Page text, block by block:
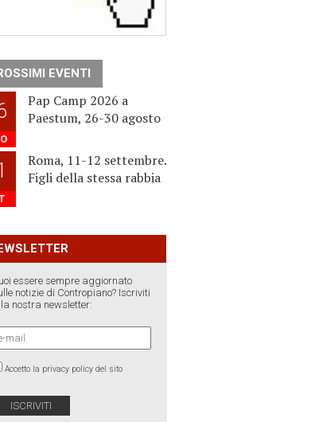
EVENTI
Pap Camp 2026 a
Paestum, 26-30 agosto
Roma, 11-12 settembre.
Figli della stessa rabbia
essere sempre aggiornato
notizie di Contropiano? Iscriviti
nostra newsletter:
Accetto la privacy policy del sito